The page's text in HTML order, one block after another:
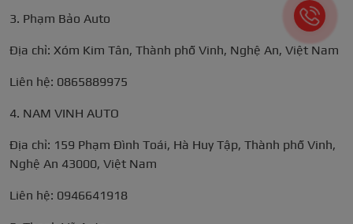
3. Phạm Bảo Auto
Địa chỉ: Xóm Kim Tân, Thành phố Vinh, Nghệ An, Việt Nam
Liên hệ: 0865889975
4. NAM VINH AUTO
Địa chỉ: 159 Phạm Đình Toái, Hà Huy Tập, Thành phố Vinh,
Nghệ An 43000, Việt Nam
Liên hệ: 0946641918